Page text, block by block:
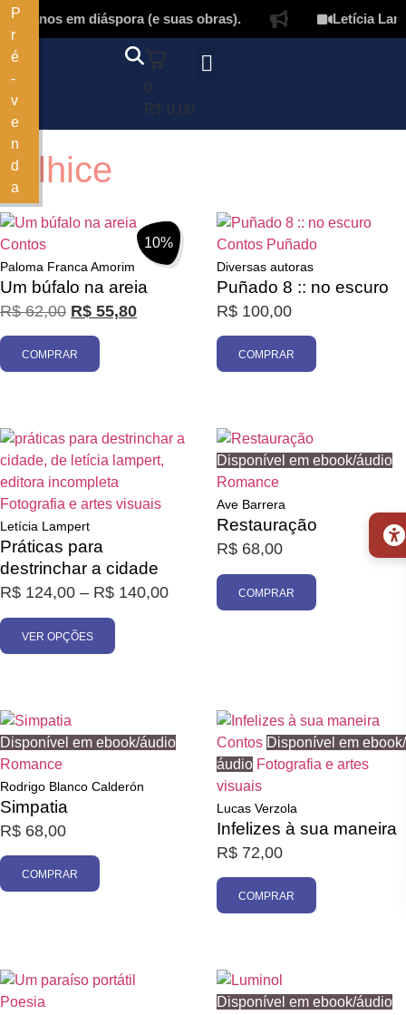
em diáspora (e suas obras). Letícia
0
R$ 0,00
velhice
Promoção
10%
P
r
é
-
v
e
n
d
a
Contos
Paloma Franca Amorim
Um búfalo na areia
R$62,00 R$ 55,80
COMPRAR
Contos Puñado
Diversas autoras
Puñado 8 :: no escuro
R$ 100,00
COMPRAR
Fotografia e artes visuais
Letícia Lampert
Práticas para
destrinchar a cidade
R$ 124,00 – R$ 140,00
VER OPÇÕES
Disponível em ebook/áudio
Romance
Ave Barrera
Restauração
R$ 68,00
COMPRAR
Disponível em ebook/áudio
Romance
Rodrigo Blanco Calderón
Simpatia
R$ 68,00
COMPRAR
Contos Disponível em ebook/
áudio Fotografia e artes
visuais
Lucas Verzola
Infelizes à sua maneira
R$ 72,00
COMPRAR
Poesia
Disponível em ebook/áudio